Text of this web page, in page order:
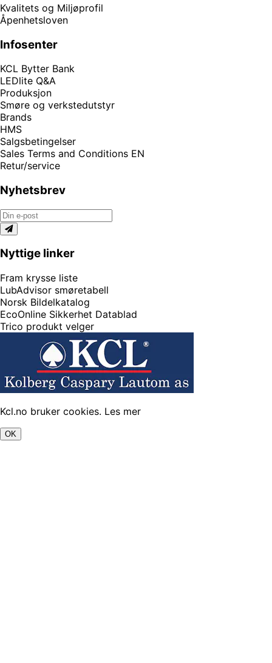
Kvalitets og Miljøprofil
Åpenhetsloven
Infosenter
KCL Bytter Bank
LEDlite Q&A
Produksjon
Smøre og verkstedutstyr
Brands
HMS
Salgsbetingelser
Sales Terms and Conditions EN
Retur/service
Nyhetsbrev
Nyttige linker
Fram krysse liste
LubAdvisor smøretabell
Norsk Bildelkatalog
EcoOnline Sikkerhet Datablad
Trico produkt velger
Kcl.no bruker cookies. Les mer
OK